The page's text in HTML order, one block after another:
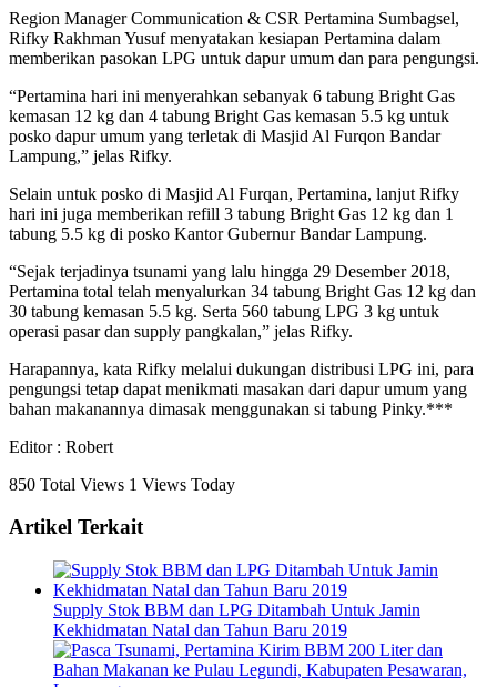
Region Manager Communication & CSR Pertamina Sumbagsel,
Rifky Rakhman Yusuf menyatakan kesiapan Pertamina dalam
memberikan pasokan LPG untuk dapur umum dan para pengungsi.
“Pertamina hari ini menyerahkan sebanyak 6 tabung Bright Gas
kemasan 12 kg dan 4 tabung Bright Gas kemasan 5.5 kg untuk
posko dapur umum yang terletak di Masjid Al Furqon Bandar
Lampung,” jelas Rifky.
Selain untuk posko di Masjid Al Furqan, Pertamina, lanjut Rifky
hari ini juga memberikan refill 3 tabung Bright Gas 12 kg dan 1
tabung 5.5 kg di posko Kantor Gubernur Bandar Lampung.
“Sejak terjadinya tsunami yang lalu hingga 29 Desember 2018,
Pertamina total telah menyalurkan 34 tabung Bright Gas 12 kg dan
30 tabung kemasan 5.5 kg. Serta 560 tabung LPG 3 kg untuk
operasi pasar dan supply pangkalan,” jelas Rifky.
Harapannya, kata Rifky melalui dukungan distribusi LPG ini, para
pengungsi tetap dapat menikmati masakan dari dapur umum yang
bahan makanannya dimasak menggunakan si tabung Pinky.***
Editor : Robert
850 Total Views 1 Views Today
Artikel Terkait
Supply Stok BBM dan LPG Ditambah Untuk Jamin
Kekhidmatan Natal dan Tahun Baru 2019